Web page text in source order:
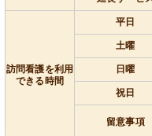
訪問看護を利用
できる時間
平日
土曜
日曜
祝日
留意事項